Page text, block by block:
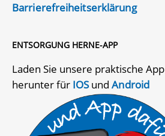
Barrierefreiheitserklärung
ENTSORGUNG HERNE-APP
Laden Sie unsere praktische App
herunter für IOSundAndroid